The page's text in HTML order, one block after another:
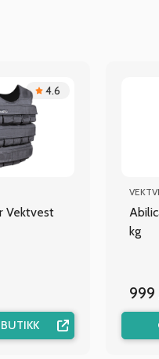
4.6
Vektvest
kg
999